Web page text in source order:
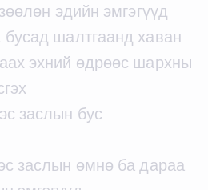
эдийн эмгэгүүд
шалтгаанд хаван
эхний өдрөөс шархны
заслын бус
заслын өмнө ба дараа